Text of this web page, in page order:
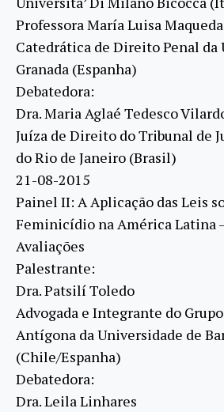
Professora María Luisa Maqueda
Catedrática de Direito Penal da
Granada (Espanha)
Debatedora:
Dra. Maria Aglaé Tedesco
Juíza de Direito do Tribunal de
do Rio de Janeiro (Brasil)
21-08-2015
Painel II: A Aplicação das Leis
Feminicídio na América Latina
Avaliações
Palestrante:
Dra. Patsilí Toledo
Advogada e Integrante do
Antígona da Universidade de
(Chile/Espanha)
Debatedora:
Dra. Leila Linhares